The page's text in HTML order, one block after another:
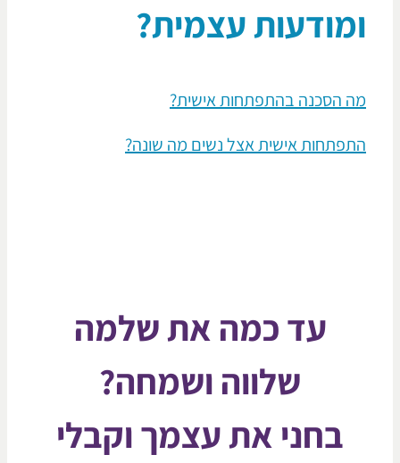
עצמית?
הסכנה בהתפתחות אישית?
אישית אצל נשים מה שונה?
עד כמה את שלמה
שלווה ושמחה?
בחני את עצמך וקבלי